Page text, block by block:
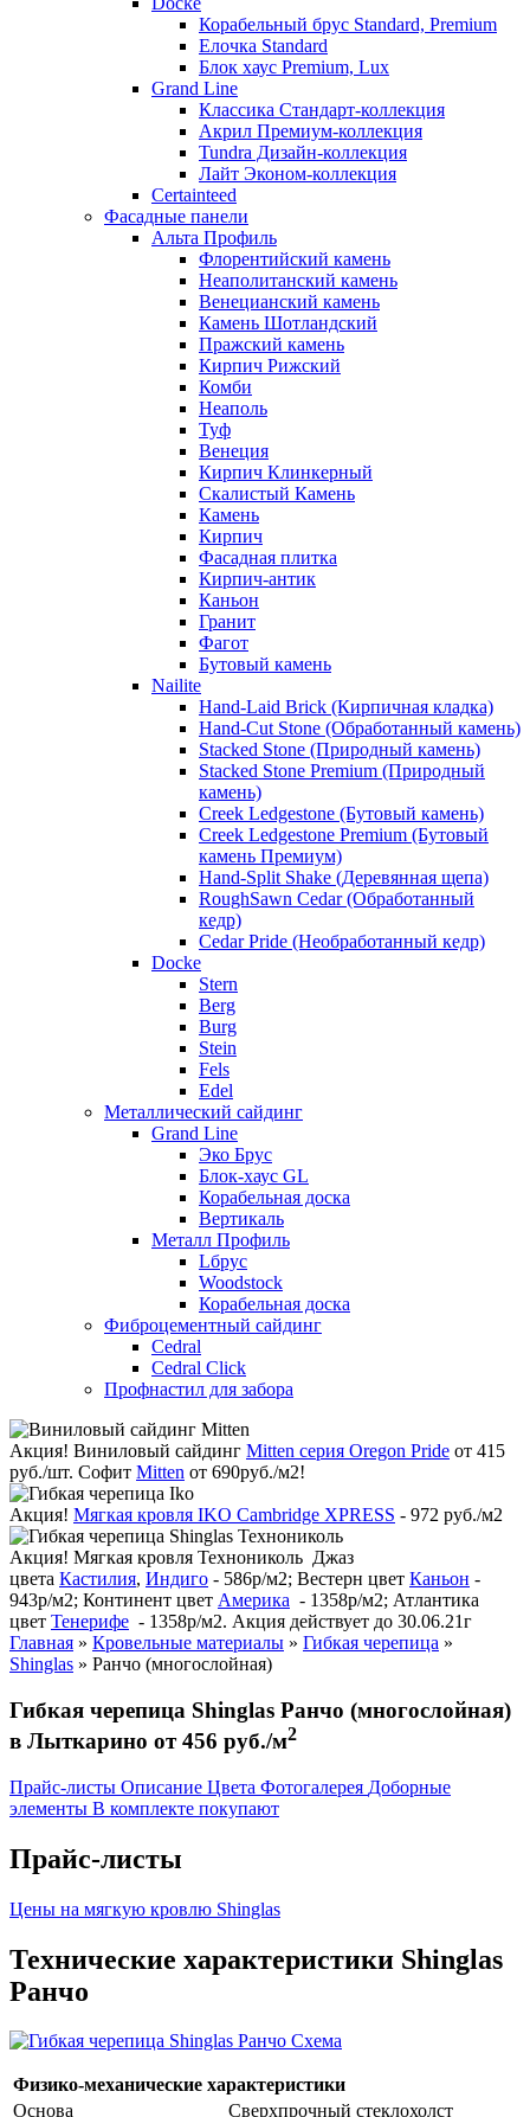
Корабельный брус Standard, Premium
Елочка Standard
Блок хаус Premium, Lux
Grand Line
Классика Стандарт-коллекция
Акрил Премиум-коллекция
Tundra Дизайн-коллекция
Лайт Эконом-коллекция
Certainteed
Фасадные панели
Альта Профиль
Флорентийский камень
Неаполитанский камень
Венецианский камень
Камень Шотландский
Пражский камень
Кирпич Рижский
Комби
Неаполь
Туф
Венеция
Кирпич Клинкерный
Скалистый Камень
Камень
Кирпич
Фасадная плитка
Кирпич-антик
Каньон
Гранит
Фагот
Бутовый камень
Nailite
Hand-Laid Brick (Кирпичная кладка)
Hand-Cut Stone (Обработанный камень)
Stacked Stone (Природный камень)
Stacked Stone Premium (Природный
камень)
Creek Ledgestone (Бутовый камень)
Creek Ledgestone Premium (Бутовый
камень Премиум)
Hand-Split Shake (Деревянная щепа)
RoughSawn Cedar (Обработанный
кедр)
Cedar Pride (Необработанный кедр)
Docke
Stern
Berg
Burg
Stein
Fels
Edel
Металлический сайдинг
Grand Line
Эко Брус
Блок-хаус GL
Корабельная доска
Вертикаль
Металл Профиль
Lбрус
Woodstock
Корабельная доска
Фиброцементный сайдинг
Cedral
Cedral Click
Профнастил для забора
Акция! Виниловый сайдинг Mitten серия Oregon Pride от 415
руб./шт. Софит Mitten от 690руб./м2!
Акция! Мягкая кровля IKO Cambridge XPRESS - 972 руб./м2
Акция! Мягкая кровля Технониколь Джаз
цвета Кастилия, Индиго - 586р/м2; Вестерн цвет Каньон -
943р/м2; Континент цвет Америка - 1358р/м2; Атлантика
цвет Тенерифе - 1358р/м2. Акция действует до 30.06.21г
Главная » Кровельные материалы » Гибкая черепица »
Shinglas » Ранчо (многослойная)
Гибкая черепица Shinglas Ранчо (многослойная)
в Лыткарино от 456 руб./м2
Прайс-листы Описание Цвета Фотогалерея Доборные
элементы В комплекте покупают
Прайс-листы
Цены на мягкую кровлю Shinglas
Технические характеристики Shinglas
Ранчо
Физико-механические характеристики
Основа
Сверхпрочный стеклохолст